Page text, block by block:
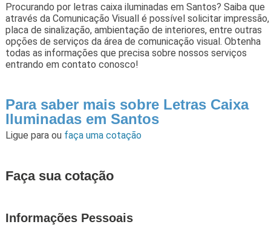
Procurando por letras caixa iluminadas em Santos? Saiba que
através da Comunicação Visuall é possível solicitar impressão,
placa de sinalização, ambientação de interiores, entre outras
opções de serviços da área de comunicação visual. Obtenha
todas as informações que precisa sobre nossos serviços
entrando em contato conosco!
Para saber mais sobre Letras Caixa
Iluminadas em Santos
Ligue para ou faça uma cotação
Faça sua cotação
Informações Pessoais